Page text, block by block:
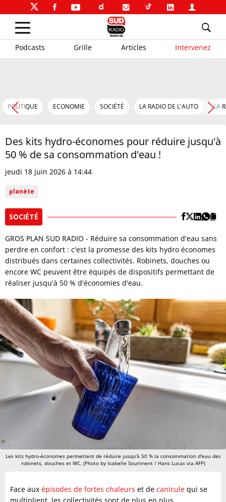
Podcasts Grille Articles Intervenez
POLITIQUE ECONOMIE SOCIÉTÉ LA RADIO DE L'AUTO LA
Des kits hydro-économes pour réduire jusqu'à
50 % de sa consommation d'eau !
jeudi 18 juin 2026 à 14:44
planète
SOCIÉTÉ
GROS PLAN SUD RADIO - Réduire sa consommation d'eau sans
perdre en confort : c'est la promesse des kits hydro économes
distribués dans certaines collectivités. Robinets, douches ou
encore WC peuvent être équipés de dispositifs permettant de
réaliser jusqu'à 50 % d'économies d'eau.
Les kits hydro-économes permettent de réduire jusqu'à 50 % la consommation d'eau des
robinets, douches et WC. (Photo by Isabelle Souriment / Hans Lucas via AFP)
Face aux épisodes de fortes chaleurs et de canicule qui se